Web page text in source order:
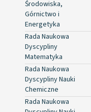
Środowiska,
Górnictwo i
Energetyka
Rada Naukowa
Dyscypliny
Matematyka
Rada Naukowa
Dyscypliny Nauki
Chemiczne
Rada Naukowa